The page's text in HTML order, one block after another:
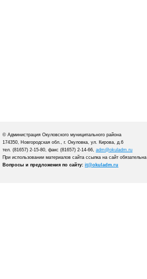
© Администрация Окуловского муниципального района
174350, Новгородская обл., г. Окуловка, ул. Кирова, д.6
тел. (81657) 2-15-80, факс (81657) 2-14-66, adm@okuladm.ru
При использовании материалов сайта ссылка на сайт обязательна
Вопросы и предложения по сайту: it@okuladm.ru